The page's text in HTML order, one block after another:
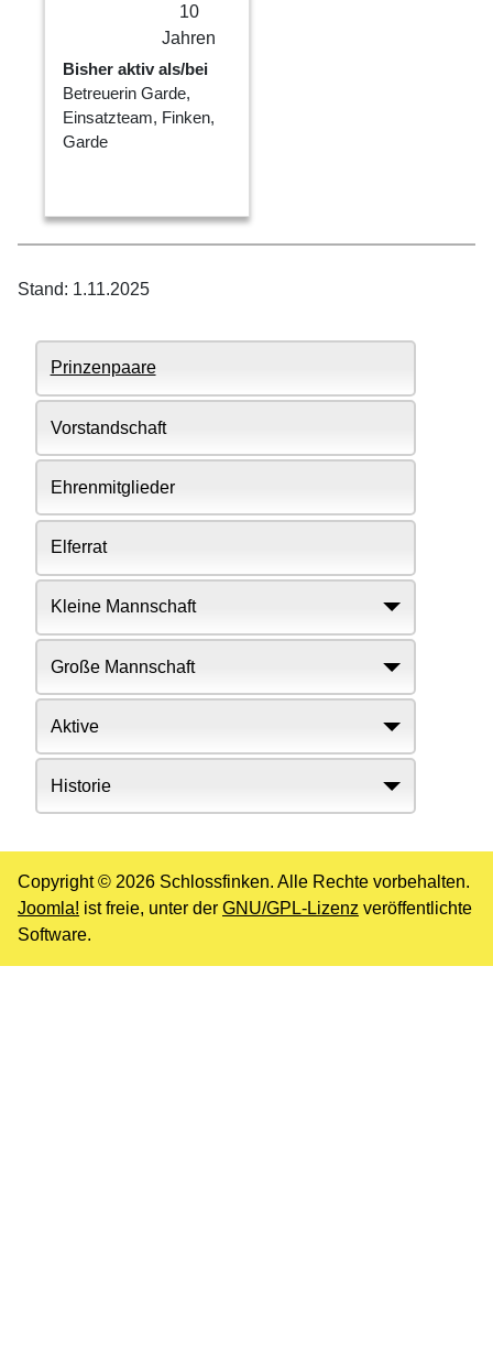
Prinzenpaare
Vorstandschaft
Ehrenmitglieder
Elferrat
Kleine Mannschaft
Große Mannschaft
Aktive
Historie
10
Jahren
Bisher aktiv als/bei
Betreuerin Garde,
Einsatzteam, Finken,
Garde
Stand: 1.11.2025
Copyright © 2026 Schlossfinken. Alle Rechte vorbehalten.
Joomla! ist freie, unter der GNU/GPL-Lizenz veröffentlichte
Software.